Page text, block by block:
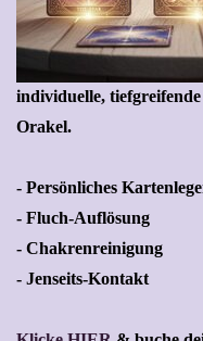
individuelle,
Orakel.
- Persönliches
- Fluch-Auflösung
- Chakrenreinigung
- Jenseits-Kontakt